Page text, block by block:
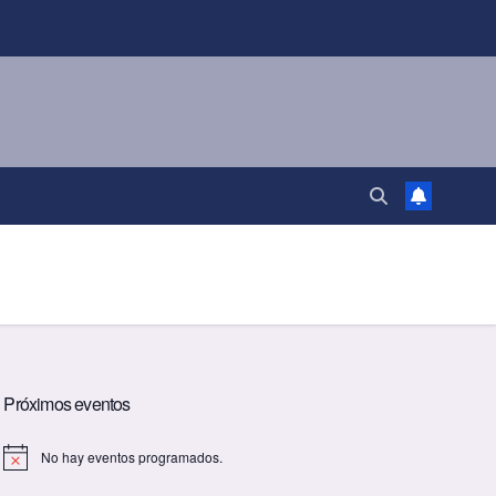
Próximos eventos
A
No hay eventos programados.